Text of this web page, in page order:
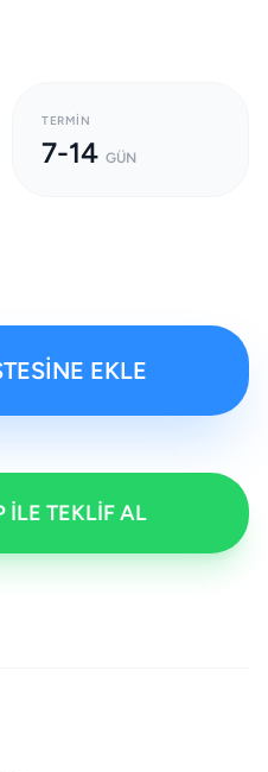
TERMIN
7-14 GÜN
EKLE
İLE TEKLİF AL